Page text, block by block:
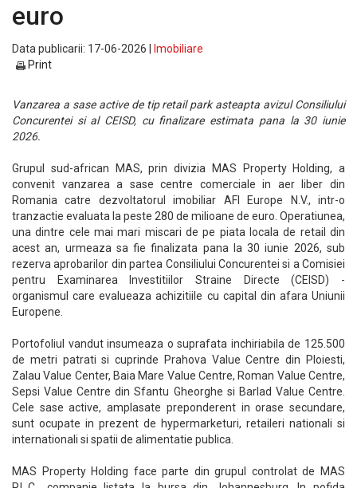
euro
Data publicarii: 17-06-2026 |
Imobiliare
Print
Vanzarea a sase active de tip retail park asteapta avizul Consiliului
Concurentei si al CEISD, cu finalizare estimata pana la 30 iunie
2026.
Grupul sud-african MAS, prin divizia MAS Property Holding, a
convenit vanzarea a sase centre comerciale in aer liber din
Romania catre dezvoltatorul imobiliar AFI Europe N.V., intr-o
tranzactie evaluata la peste 280 de milioane de euro. Operatiunea,
una dintre cele mai mari miscari de pe piata locala de retail din
acest an, urmeaza sa fie finalizata pana la 30 iunie 2026, sub
rezerva aprobarilor din partea Consiliului Concurentei si a Comisiei
pentru Examinarea Investitiilor Straine Directe (CEISD) -
organismul care evalueaza achizitiile cu capital din afara Uniunii
Europene.
Portofoliul vandut insumeaza o suprafata inchiriabila de 125.500
de metri patrati si cuprinde Prahova Value Centre din Ploiesti,
Zalau Value Center, Baia Mare Value Centre, Roman Value Centre,
Sepsi Value Centre din Sfantu Gheorghe si Barlad Value Centre.
Cele sase active, amplasate preponderent in orase secundare,
sunt ocupate in prezent de hypermarketuri, retaileri nationali si
internationali si spatii de alimentatie publica.
MAS Property Holding face parte din grupul controlat de MAS